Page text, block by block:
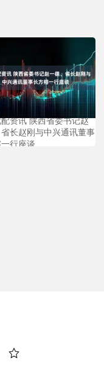
资讯 陕西省委书记赵
长赵刚与中兴通讯董事
行座谈